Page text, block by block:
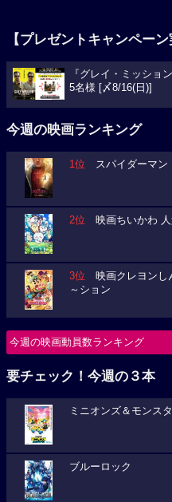
【プレゼントキャンペーン
『グレイ・ミッショ
5名様 [〆8/16(日)]
今週の映画ランキング
1位 スパイダーマン
2位 映画ちいかわ 人
3位 映画クレヨンし
～ション
今週の映画動員数ランキング
要チェック！今週の３本
ミニオンズ＆モンス
ブルーロック